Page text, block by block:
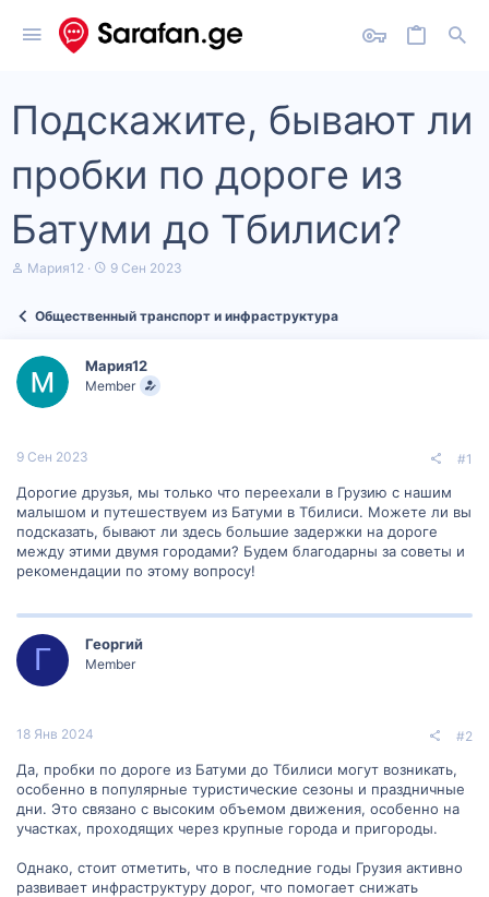
Подскажите, бывают ли
пробки по дороге из
Батуми до Тбилиси?
А
т
е
м
ы
Мария12
Д
а
ч
а
9 Сен 2023
Общественный транспорт и инфраструктура
Мария12
Member
9 Сен 2023 #1
Дорогие друзья, мы только что переехали в Грузию с нашим
малышом и путешествуем из Батуми в Тбилиси. Можете ли вы
подсказать, бывают ли здесь большие задержки на дороге
между этими двумя городами? Будем благодарны за советы и
рекомендации по этому вопросу!
Г Георгий
Member
18 Янв 2024 #2
Да, пробки по дороге из Батуми до Тбилиси могут возникать,
особенно в популярные туристические сезоны и праздничные
дни. Это связано с высоким объемом движения, особенно на
участках, проходящих через крупные города и пригороды.
Однако, стоит отметить, что в последние годы Грузия активно
развивает инфраструктуру дорог, что помогает снижать